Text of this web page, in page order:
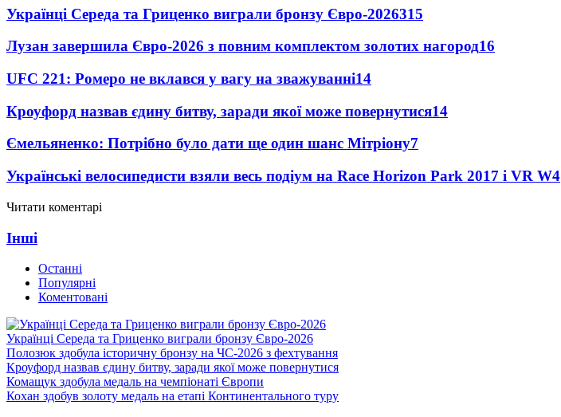
Українці Середа та Гриценко виграли бронзу Євро-2026315
Лузан завершила Євро-2026 з повним комплектом золотих нагород16
UFC 221: Ромеро не вклався у вагу на зважуванні14
Кроуфорд назвав єдину битву, заради якої може повернутися14
Ємельяненко: Потрібно було дати ще один шанс Мітріону7
Українські велосипедисти взяли весь подіум на Race Horizon Park 2017 і VR W4
Читати коментарі
Інші
Останні
Популярні
Коментовані
Українці Середа та Гриценко виграли бронзу Євро-2026
Полозюк здобула історичну бронзу на ЧС-2026 з фехтування
Кроуфорд назвав єдину битву, заради якої може повернутися
Комащук здобула медаль на чемпіонаті Європи
Кохан здобув золоту медаль на етапі Континентального туру